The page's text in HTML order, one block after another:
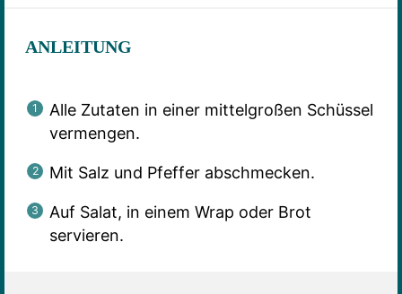
ANLEITUNG
Alle Zutaten in einer mittelgroßen Schüssel
vermengen.
Mit Salz und Pfeffer abschmecken.
Auf Salat, in einem Wrap oder Brot
servieren.